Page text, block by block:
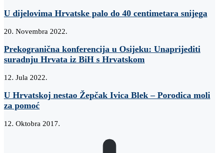
U dijelovima Hrvatske palo do 40 centimetara snijega
20. Novembra 2022.
Prekogranična konferencija u Osijeku: Unaprijediti
suradnju Hrvata iz BiH s Hrvatskom
12. Jula 2022.
U Hrvatskoj nestao Žepčak Ivica Blek – Porodica moli
za pomoć
12. Oktobra 2017.